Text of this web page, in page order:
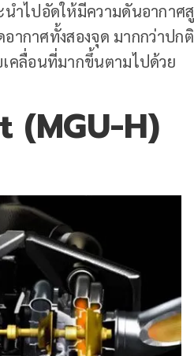
ำไปอัดให้มีความดันอากาศ
ากาศทั้งสองจุด มากกว่าปกติ
คลื่อนที่มากขึ้นตามไปด้วย
H)